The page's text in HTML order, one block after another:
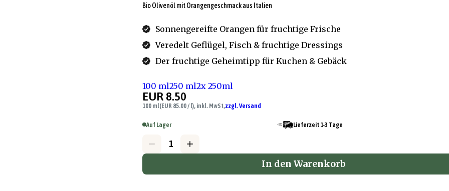
Bio Olivenöl mit Orangengeschmack aus Italien
Sonnengereifte Orangen für fruchtige Frische
Veredelt Geflügel, Fisch & fruchtige Dressings
Der fruchtige Geheimtipp für Kuchen & Gebäck
100 ml250 ml2x 250ml
EUR 8.50
100 ml(EUR 85.00 / l), inkl. MwSt,zzgl. Versand
Auf Lager Lieferzeit 1-3 Tage
In den Warenkorb